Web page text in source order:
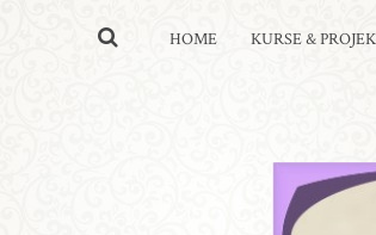
HOME KURSE &